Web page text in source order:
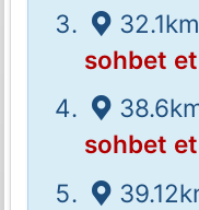
sohbet et
sohbet et